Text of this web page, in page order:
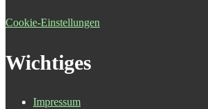
Cookie-Einstellungen
Wichtiges
Impressum